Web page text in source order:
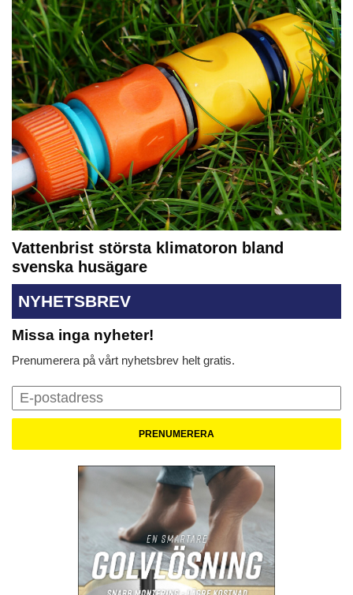
Vattenbrist största klimatoron bland
svenska husägare
NYHETSBREV
Missa inga nyheter!
Prenumerera på vårt nyhetsbrev helt gratis.